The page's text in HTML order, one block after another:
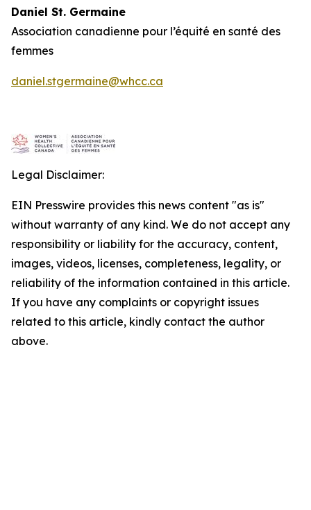
Daniel St. Germaine
Association canadienne pour l’équité en santé des
femmes
daniel.stgermaine@whcc.ca
Legal Disclaimer:
EIN Presswire provides this news content "as is"
without warranty of any kind. We do not accept any
responsibility or liability for the accuracy, content,
images, videos, licenses, completeness, legality, or
reliability of the information contained in this article.
If you have any complaints or copyright issues
related to this article, kindly contact the author
above.